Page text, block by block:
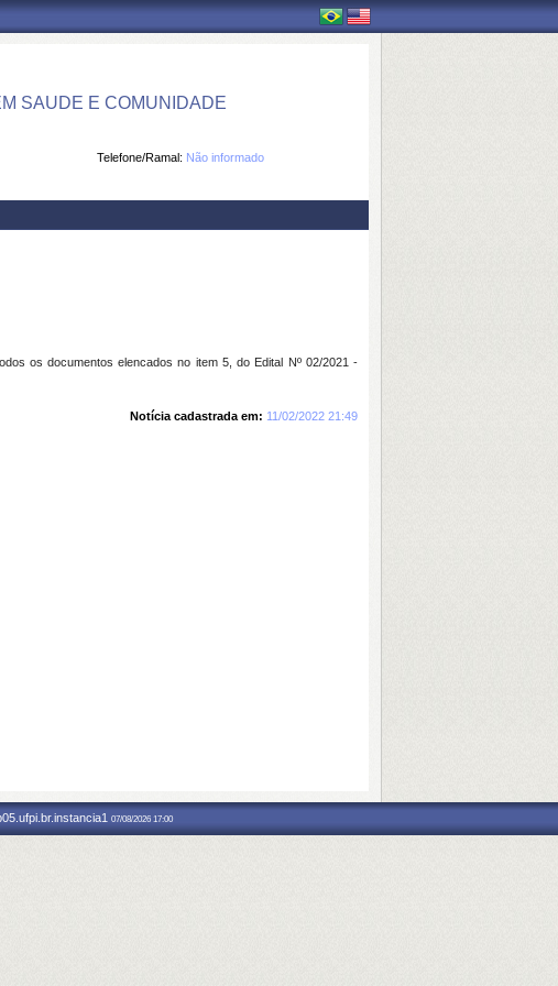
SAUDE E COMUNIDADE
Telefone/Ramal: Não informado
os documentos elencados no item 5, do Edital Nº 02/2021 -
Notícia cadastrada em: 11/02/2022 21:49
07/08/2026 17:00